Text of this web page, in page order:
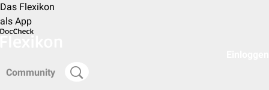
Das Flexikon
als App
Community